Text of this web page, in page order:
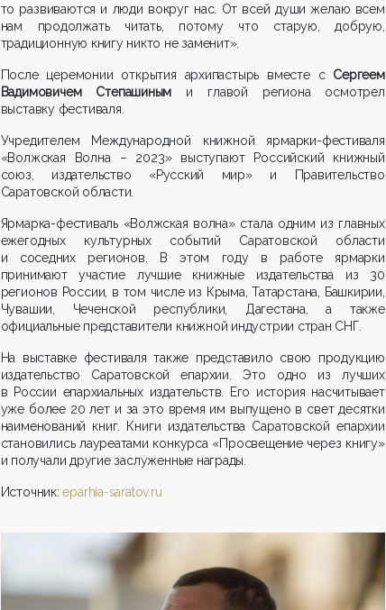
то развиваются и люди вокруг нас. От всей души желаю всем
нам продолжать читать, потому что старую, добрую,
традиционную книгу никто не заменит».
После церемонии открытия архипастырь вместе с Сергеем
Вадимовичем Степашиным и главой региона осмотрел
выставку фестиваля.
Учредителем Международной книжной ярмарки-фестиваля
«Волжская Волна – 2023» выступают Российский книжный
союз, издательство «Русский мир» и Правительство
Саратовской области.
Ярмарка-фестиваль «Волжская волна» стала одним из главных
ежегодных культурных событий Саратовской области
и соседних регионов. В этом году в работе ярмарки
принимают участие лучшие книжные издательства из 30
регионов России, в том числе из Крыма, Татарстана, Башкирии,
Чувашии, Чеченской республики, Дагестана, а также
официальные представители книжной индустрии стран СНГ.
На выставке фестиваля также представило свою продукцию
издательство Саратовской епархии. Это одно из лучших
в России епархиальных издательств. Его история насчитывает
уже более 20 лет и за это время им выпущено в свет десятки
наименований книг. Книги издательства Саратовской епархии
становились лауреатами конкурса «Просвещение через книгу»
и получали другие заслуженные награды.
Источник:eparhia-saratov.ru